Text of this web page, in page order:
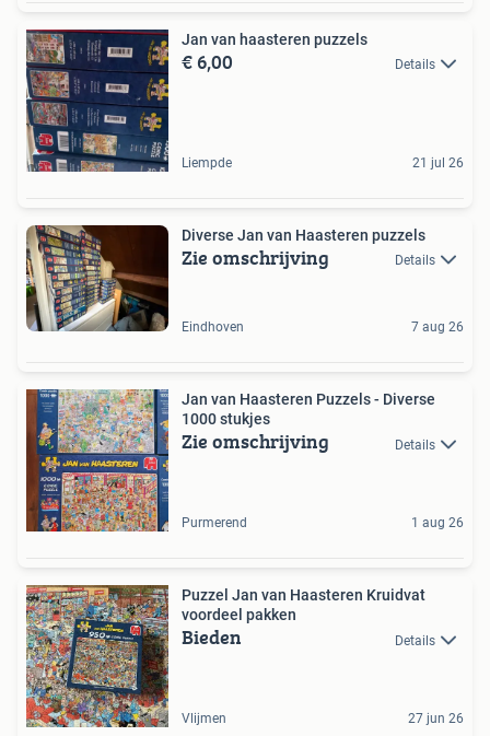
Jan van haasteren puzzels
€ 6,00 Details
Liempde 21 jul 26
Diverse Jan van Haasteren puzzels
Zie omschrijving Details
Eindhoven 7 aug 26
Jan van Haasteren Puzzels - Diverse
1000 stukjes
Zie omschrijving Details
Purmerend 1 aug 26
Puzzel Jan van Haasteren Kruidvat
voordeel pakken
Bieden Details
Vlijmen 27 jun 26